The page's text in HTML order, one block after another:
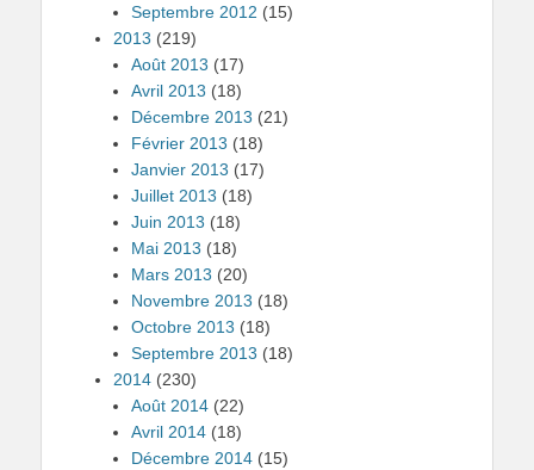
Septembre 2012 (15)
2013 (219)
Août 2013 (17)
Avril 2013 (18)
Décembre 2013 (21)
Février 2013 (18)
Janvier 2013 (17)
Juillet 2013 (18)
Juin 2013 (18)
Mai 2013 (18)
Mars 2013 (20)
Novembre 2013 (18)
Octobre 2013 (18)
Septembre 2013 (18)
2014 (230)
Août 2014 (22)
Avril 2014 (18)
Décembre 2014 (15)